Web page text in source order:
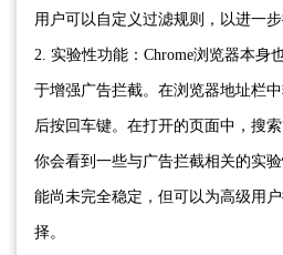
用户可以自定义过滤规则，以进一
2. 实验性功能：Chrome浏览器本身
于增强广告拦截。在浏览器地址栏中
后按回车键。在打开的页面中，搜索
你会看到一些与广告拦截相关的实
能尚未完全稳定，但可以为高级用
择。